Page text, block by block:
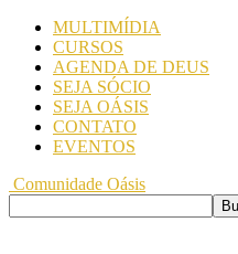
MULTIMÍDIA
CURSOS
AGENDA DE DEUS
SEJA SÓCIO
SEJA OÁSIS
CONTATO
EVENTOS
Comunidade Oásis